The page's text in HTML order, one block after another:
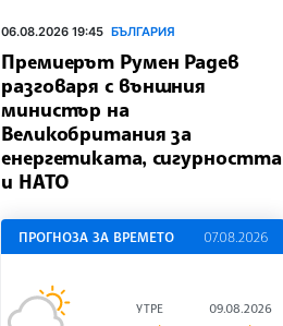
06.08.2026 19:45 БЪЛГАРИЯ
Премиерът Румен Радев
разговаря с външния
министър на
Великобритания за
енергетиката, сигурността
и НАТО
ПРОГНОЗА ЗА ВРЕМЕТО 07.08.2026
УТРЕ 09.08.2026